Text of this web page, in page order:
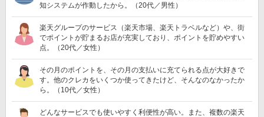
知システムが作動したから。（20代／男性）
楽天グループのサービス（楽天市場、楽天トラベルなど）や、街
でポイントが貯まるお店が充実しており、ポイントを貯めやすい
点。（20代／女性）
その月のポイントを、その月の支払いに充てられる点が大好きで
す。他のクレカをいくつか使ってきたけど、そんなのなかったか
ら。（10代／女性）
どんなサービスでも使いやすく利便性が高い。また、複数の楽天